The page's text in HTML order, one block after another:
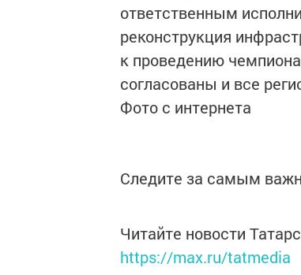
ответственным
реконструкция
к проведению
согласованы и все
Фото с интернета
Следите за самым
Читайте новости
https://max.ru/tatmedia